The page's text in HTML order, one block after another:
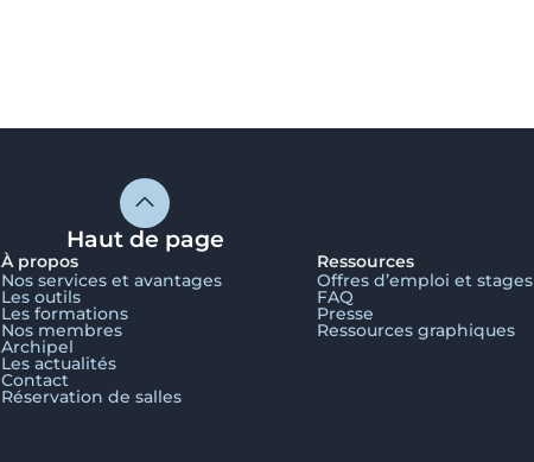
Haut de page
À propos
Nos services et avantages
Les outils
Les formations
Nos membres
Archipel
Les actualités
Contact
Réservation de salles
Ressources
Offres d’emploi et stages
FAQ
Presse
Ressources graphiques